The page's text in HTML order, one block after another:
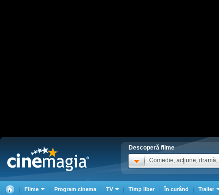
Descoperă filme
Comedie, acţiune, dramă,
Filme Program cinema TV Timp liber În curând Trailer